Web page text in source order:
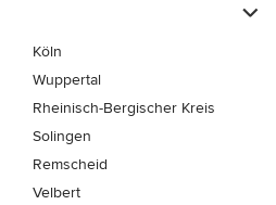
Köln
Wuppertal
Rheinisch-Bergischer Kreis
Solingen
Remscheid
Velbert